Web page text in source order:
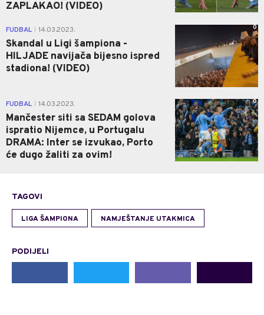
ZAPLAKAO! (VIDEO)
FUDBAL 14.03.2023.
Skandal u Ligi šampiona -
HILJADE navijača bijesno ispred
stadiona! (VIDEO)
0
FUDBAL 14.03.2023.
Mančester siti sa SEDAM golova
ispratio Nijemce, u Portugalu
DRAMA: Inter se izvukao, Porto
će dugo žaliti za ovim!
0
TAGOVI
LIGA ŠAMPIONA NAMJEŠTANJE UTAKMICA
PODIJELI